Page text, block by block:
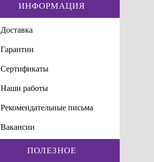
ИНФОРМАЦИЯ
Доставка
Гарантии
Сертификаты
Наши работы
Рекомендательные письма
Вакансии
ПОЛЕЗНОЕ